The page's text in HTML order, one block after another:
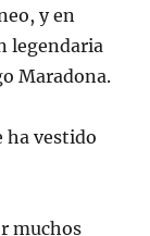
y en
legendaria
Maradona.
ha vestido
muchos